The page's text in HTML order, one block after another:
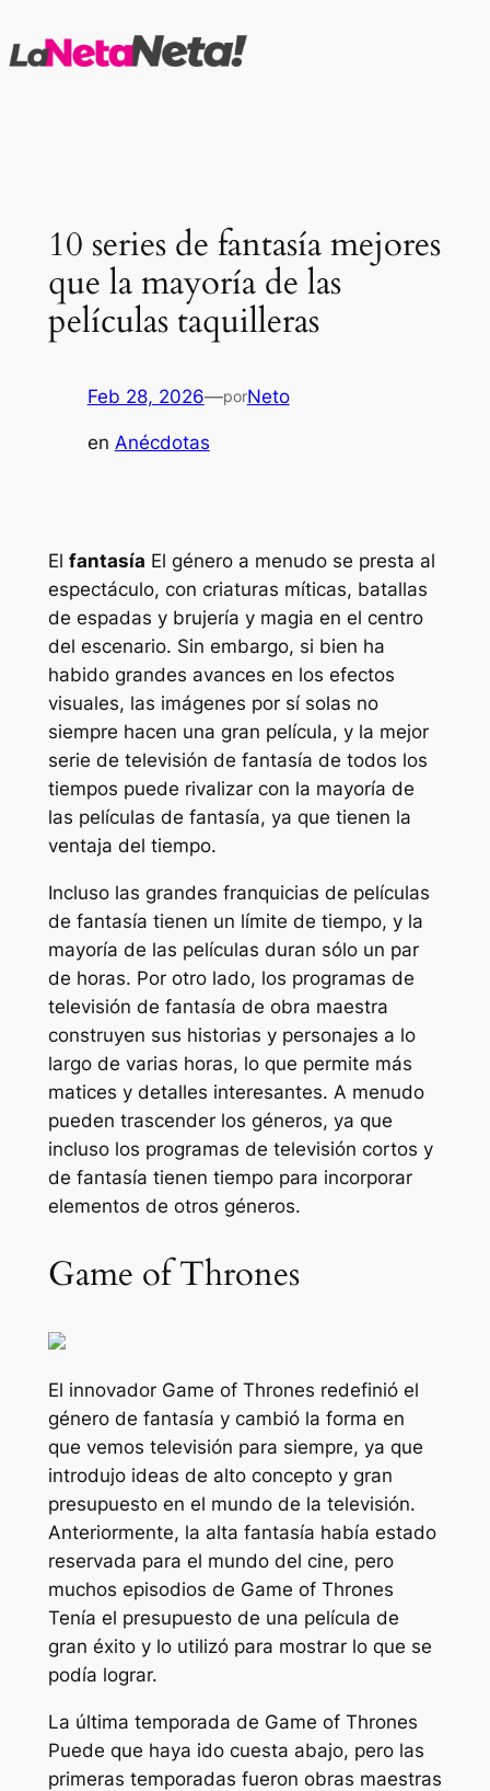
al
10 series de fantasía mejores
que la mayoría de las
películas taquilleras
Feb 28, 2026—porNeto
en Anécdotas
El fantasía El género a menudo se presta al
espectáculo, con criaturas míticas, batallas
de espadas y brujería y magia en el centro
del escenario. Sin embargo, si bien ha
habido grandes avances en los efectos
visuales, las imágenes por sí solas no
siempre hacen una gran película, y la mejor
serie de televisión de fantasía de todos los
tiempos puede rivalizar con la mayoría de
las películas de fantasía, ya que tienen la
ventaja del tiempo.
Incluso las grandes franquicias de películas
de fantasía tienen un límite de tiempo, y la
mayoría de las películas duran sólo un par
de horas. Por otro lado, los programas de
televisión de fantasía de obra maestra
construyen sus historias y personajes a lo
largo de varias horas, lo que permite más
matices y detalles interesantes. A menudo
pueden trascender los géneros, ya que
incluso los programas de televisión cortos y
de fantasía tienen tiempo para incorporar
elementos de otros géneros.
Game of Thrones
El innovador Game of Thrones redefinió el
género de fantasía y cambió la forma en
que vemos televisión para siempre, ya que
introdujo ideas de alto concepto y gran
presupuesto en el mundo de la televisión.
Anteriormente, la alta fantasía había estado
reservada para el mundo del cine, pero
muchos episodios de Game of Thrones
Tenía el presupuesto de una película de
gran éxito y lo utilizó para mostrar lo que se
podía lograr.
La última temporada de Game of Thrones
Puede que haya ido cuesta abajo, pero las
primeras temporadas fueron obras maestras